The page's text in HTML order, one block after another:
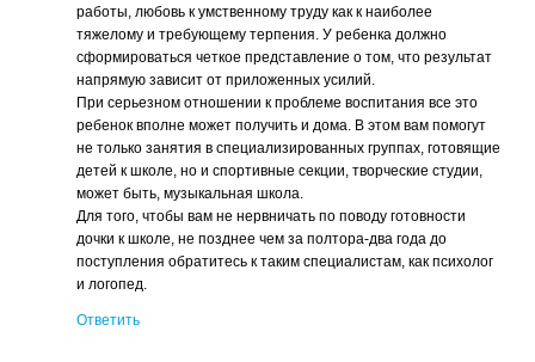
работы, любовь к умственному труду как к наиболее
тяжелому и требующему терпения. У ребенка должно
сформироваться четкое представление о том, что результат
напрямую зависит от приложенных усилий.
При серьезном отношении к проблеме воспитания все это
ребенок вполне может получить и дома. В этом вам помогут
не только занятия в специализированных группах, готовящие
детей к школе, но и спортивные секции, творческие студии,
может быть, музыкальная школа.
Для того, чтобы вам не нервничать по поводу готовности
дочки к школе, не позднее чем за полтора-два года до
поступления обратитесь к таким специалистам, как психолог
и логопед.
Ответить